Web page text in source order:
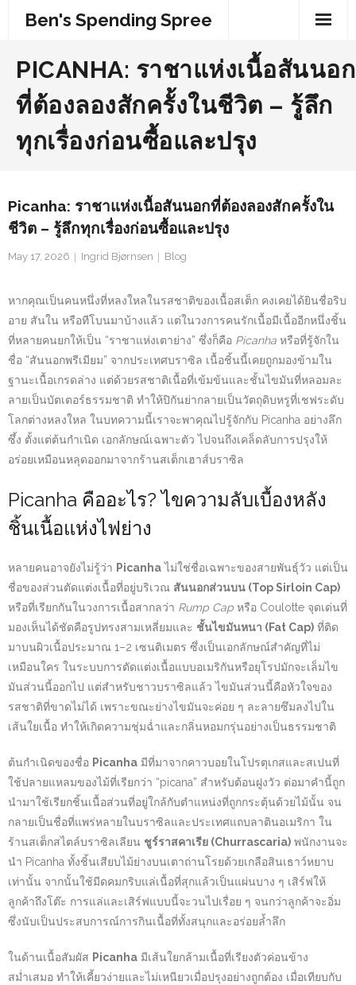
Ben's Spending Spree
PICANHA: ราชาแห่งเนื้อสันนอก
ที่ต้องลองสักครั้งในชีวิต – รู้ลึก
ทุกเรื่องก่อนซื้อและปรุง
Picanha: ราชาแห่งเนื้อสันนอกที่ต้องลองสักครั้งใน
ชีวิต – รู้ลึกทุกเรื่องก่อนซื้อและปรุง
May 17, 2026 Ingrid Bjørnsen Blog
หากคุณเป็นคนหนึ่งที่หลงใหลในรสชาติของเนื้อสเต็ก คงเคยได้ยินชื่อริบ
อาย สันใน หรือทีโบนมาบ้างแล้ว แต่ในวงการคนรักเนื้อมีเนื้ออีกหนึ่งชิ้น
ที่หลายคนยกให้เป็น “ราชาแห่งเตาย่าง” ซึ่งก็คือ Picanha หรือที่รู้จักใน
ชื่อ “สันนอกพรีเมียม” จากประเทศบราซิล เนื้อชิ้นนี้เคยถูกมองข้ามใน
ฐานะเนื้อเกรดล่าง แต่ด้วยรสชาติเนื้อที่เข้มข้นและชั้นไขมันที่หลอมละ
ลายเป็นบัตเตอร์ธรรมชาติ ทำให้ปิกันย่ากลายเป็นวัตถุดิบหรูที่เชฟระดับ
โลกต่างหลงใหล ในบทความนี้เราจะพาคุณไปรู้จักกับ Picanha อย่างลึก
ซึ้ง ตั้งแต่ต้นกำเนิด เอกลักษณ์เฉพาะตัว ไปจนถึงเคล็ดลับการปรุงให้
อร่อยเหมือนหลุดออกมาจากร้านสเต็กเฮาส์บราซิล
Picanha คืออะไร? ไขความลับเบื้องหลัง
ชิ้นเนื้อแห่งไฟย่าง
หลายคนอาจยังไม่รู้ว่า Picanhaไม่ใช่ชื่อเฉพาะของสายพันธุ์วัว แต่เป็น
ชื่อของส่วนตัดแต่งเนื้อที่อยู่บริเวณ สันนอกส่วนบน (Top Sirloin Cap)
หรือที่เรียกกันในวงการเนื้อสากลว่า Rump Cap หรือ Coulotte จุดเด่นที่
มองเห็นได้ชัดคือรูปทรงสามเหลี่ยมและ ชั้นไขมันหนา (Fat Cap) ที่ติด
มาบนผิวเนื้อประมาณ 1–2 เซนติเมตร ซึ่งเป็นเอกลักษณ์สำคัญที่ไม่
เหมือนใคร ในระบบการตัดแต่งเนื้อแบบอเมริกันหรือยุโรปมักจะเล็มไข
มันส่วนนี้ออกไป แต่สำหรับชาวบราซิลแล้ว ไขมันส่วนนี้คือหัวใจของ
รสชาติที่ขาดไม่ได้ เพราะขณะย่างไขมันจะค่อย ๆ ละลายซึมลงไปใน
เส้นใยเนื้อ ทำให้เกิดความชุ่มฉ่ำและกลิ่นหอมกรุ่นอย่างเป็นธรรมชาติ
ต้นกำเนิดของชื่อ Picanha มีที่มาจากคาวบอยในโปรตุเกสและสเปนที่
ใช้ปลายแหลมของไม้ที่เรียกว่า “picana” สำหรับต้อนฝูงวัว ต่อมาคำนี้ถูก
นำมาใช้เรียกชิ้นเนื้อส่วนที่อยู่ใกล้กับตำแหน่งที่ถูกกระตุ้นด้วยไม้นั้น จน
กลายเป็นชื่อที่แพร่หลายในบราซิลและประเทศแถบลาตินอเมริกา ใน
ร้านสเต็กสไตล์บราซิลเลียน ชูร์ราสคาเรีย (Churrascaria) พนักงานจะ
นำ Picanha ทั้งชิ้นเสียบไม้ย่างบนเตาถ่านโรยด้วยเกลือสินเธาว์หยาบ
เท่านั้น จากนั้นใช้มีดคมกริบแล่เนื้อที่สุกแล้วเป็นแผ่นบาง ๆ เสิร์ฟให้
ลูกค้าถึงโต๊ะ การแล่และเสิร์ฟแบบนี้จะวนไปเรื่อย ๆ จนกว่าลูกค้าจะอิ่ม
ซึ่งนับเป็นประสบการณ์การกินเนื้อที่ทั้งสนุกและอร่อยล้ำลึก
ในด้านเนื้อสัมผัส Picanha มีเส้นใยกล้ามเนื้อที่เรียงตัวค่อนข้าง
สม่ำเสมอ ทำให้เคี้ยวง่ายและไม่เหนียวเมื่อปรุงอย่างถูกต้อง เมื่อเทียบกับ